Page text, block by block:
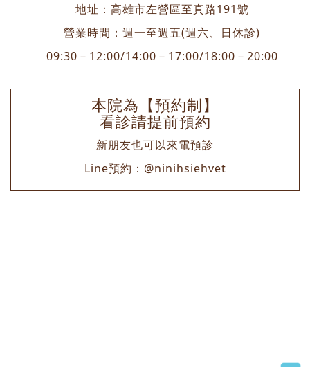
地址： 高雄市左營區至真路191號
營業時間：週一至週五(週六、日休診)
09:30－12:00/14:00－17:00/18:00－20:00
本院為【預約制】
看診請提前預約
新朋友也可以來電預診
Line預約： @ninihsiehvet